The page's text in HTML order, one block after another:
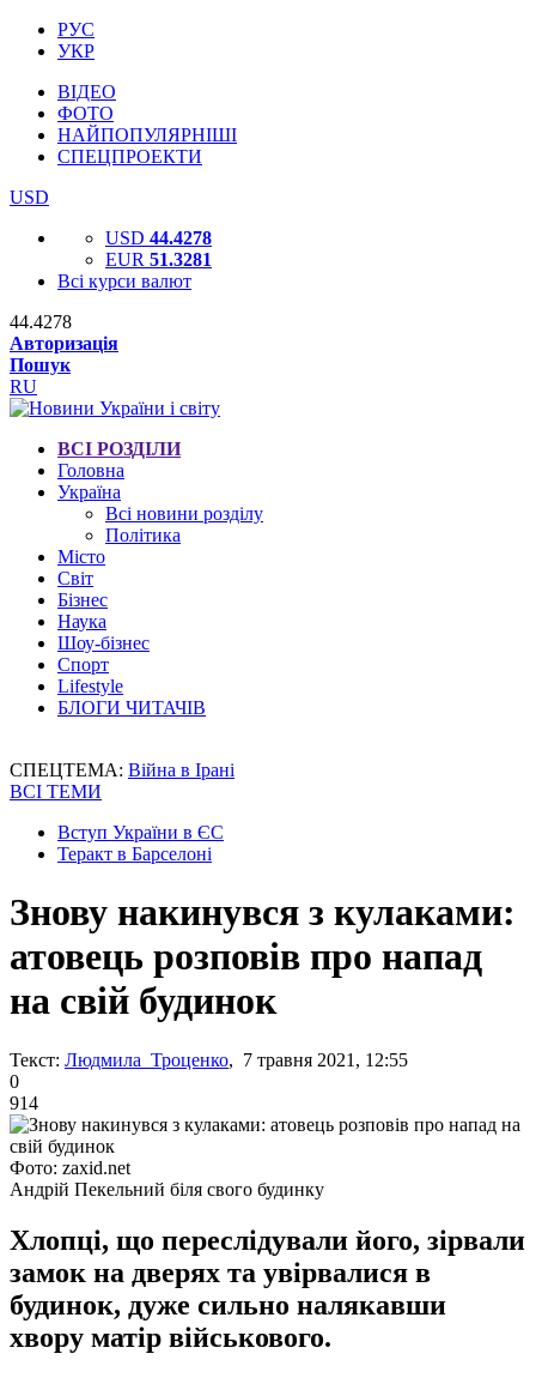
РУС
УКР
ВІДЕО
ФОТО
НАЙПОПУЛЯРНІШІ
СПЕЦПРОЕКТИ
USD
USD 44.4278
EUR 51.3281
Всі курси валют
44.4278
Авторизація
Пошук
RU
ВСІ РОЗДІЛИ
Головна
Україна
Всі новини розділу
Політика
Місто
Світ
Бізнес
Наука
Шоу-бізнес
Спорт
Lifestyle
БЛОГИ ЧИТАЧІВ
СПЕЦТЕМА: Війна в Ірані
ВСІ ТЕМИ
Вступ України в ЄС
Теракт в Барселоні
Знову накинувся з кулаками:
атовець розповів про напад
на свій будинок
Текст: Людмила Троценко, 7 травня 2021, 12:55
0
914
Фото: zaxid.net
Андрій Пекельний біля свого будинку
Хлопці, що переслідували його, зірвали
замок на дверях та увірвалися в
будинок, дуже сильно налякавши
хвору матір військового.